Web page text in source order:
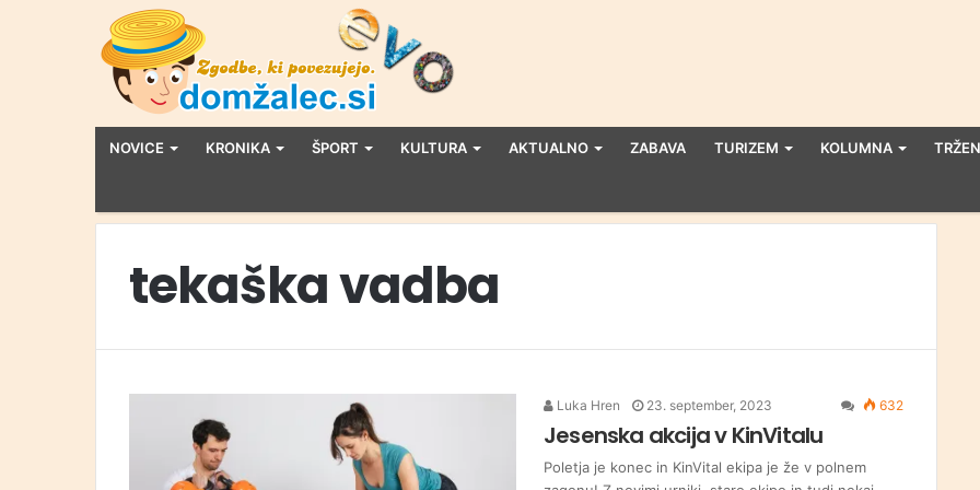
NOVICE KRONIKA ŠPORT KULTURA AKTUALNO ZABAVA TURIZEM KOLUMNA
tekaška vadba
Luka Hren 23. september, 2023 632
Jesenska akcija v KinVitalu
Poletja je konec in KinVital ekipa je že v polnem